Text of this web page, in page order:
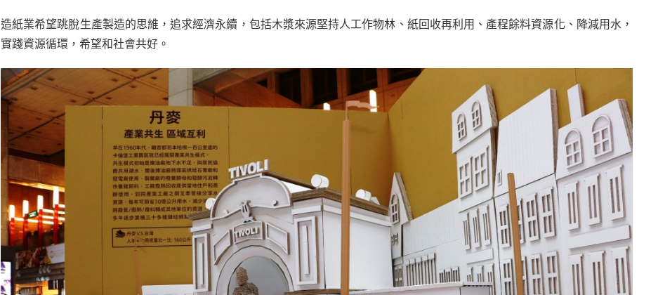
造紙業希望跳脫生產製造的思維，追求經濟永續，包括木漿來源堅持人工作物林、紙回收再利用、產程餘料資源化、降減用水，
實踐資源循環，希望和社會共好。